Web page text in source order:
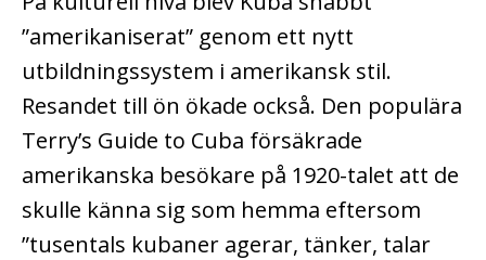
”amerikaniserat” genom ett nytt
utbildningssystem i amerikansk stil.
Resandet till ön ökade också. Den populära
Terry’s Guide to Cuba försäkrade
amerikanska besökare på 1920-talet att de
skulle känna sig som hemma eftersom
”tusentals kubaner agerar, tänker, talar